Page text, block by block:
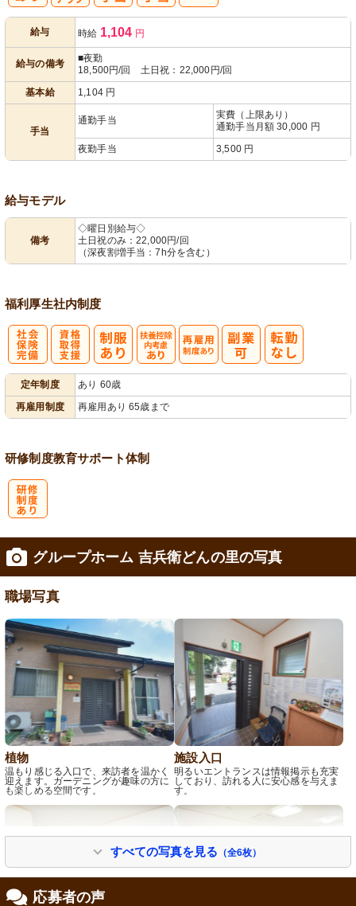
給与 時給 1,104 円
給与の備考
■夜勤
18,500円/回 土日祝：22,000円/回
基本給
1,104円
手当
通勤手当
実費（上限あり）
通勤手当月額 30,000 円
夜勤手当
3,500 円
給与モデル
備考
◇曜日別給与◇
土日祝のみ：22,000円/回
（深夜割増手当：7h分を含む）
福利厚生社内制度
定年制度
あり 60歳
再雇用制度
再雇用あり 65歳まで
研修制度教育サポート体制
グループホーム 吉兵衛どんの里の写真
職場写真
植物
温もり感じる入口で、来訪者を温かく
迎えます。ガーデニングが趣味の方に
も楽しめる空間です。
施設入口
明るいエントランスは情報掲示も充実
しており、訪れる人に安心感を与えま
す。
すべての写真を見る （全6枚）
応募者の声